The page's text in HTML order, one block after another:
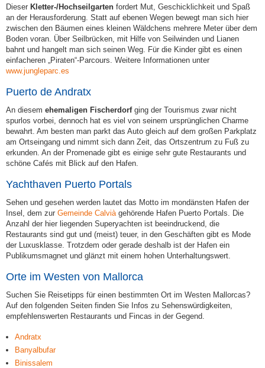
Dieser Kletter-/Hochseilgarten fordert Mut, Geschicklichkeit und Spaß
an der Herausforderung. Statt auf ebenen Wegen bewegt man sich hier
zwischen den Bäumen eines kleinen Wäldchens mehrere Meter über dem
Boden voran. Über Seilbrücken, mit Hilfe von Seilwinden und Lianen
bahnt und hangelt man sich seinen Weg. Für die Kinder gibt es einen
einfacheren „Piraten“-Parcours. Weitere Informationen unter
www.jungleparc.es
Puerto de Andratx
An diesem ehemaligen Fischerdorfging der Tourismus zwar nicht
spurlos vorbei, dennoch hat es viel von seinem ursprünglichen Charme
bewahrt. Am besten man parkt das Auto gleich auf dem großen Parkplatz
am Ortseingang und nimmt sich dann Zeit, das Ortszentrum zu Fuß zu
erkunden. An der Promenade gibt es einige sehr gute Restaurants und
schöne Cafés mit Blick auf den Hafen.
Yachthaven Puerto Portals
Sehen und gesehen werden lautet das Motto im mondänsten Hafen der
Insel, dem zur Gemeinde Calviàgehörende Hafen Puerto Portals. Die
Anzahl der hier liegenden Superyachten ist beeindruckend, die
Restaurants sind gut und (meist) teuer, in den Geschäften gibt es Mode
der Luxusklasse. Trotzdem oder gerade deshalb ist der Hafen ein
Publikumsmagnet und glänzt mit einem hohen Unterhaltungswert.
Orte im Westen von Mallorca
Suchen Sie Reisetipps für einen bestimmten Ort im Westen Mallorcas?
Auf den folgenden Seiten finden Sie Infos zu Sehenswürdigkeiten,
empfehlenswerten Restaurants und Fincas in der Gegend.
Andratx
Banyalbufar
Binissalem